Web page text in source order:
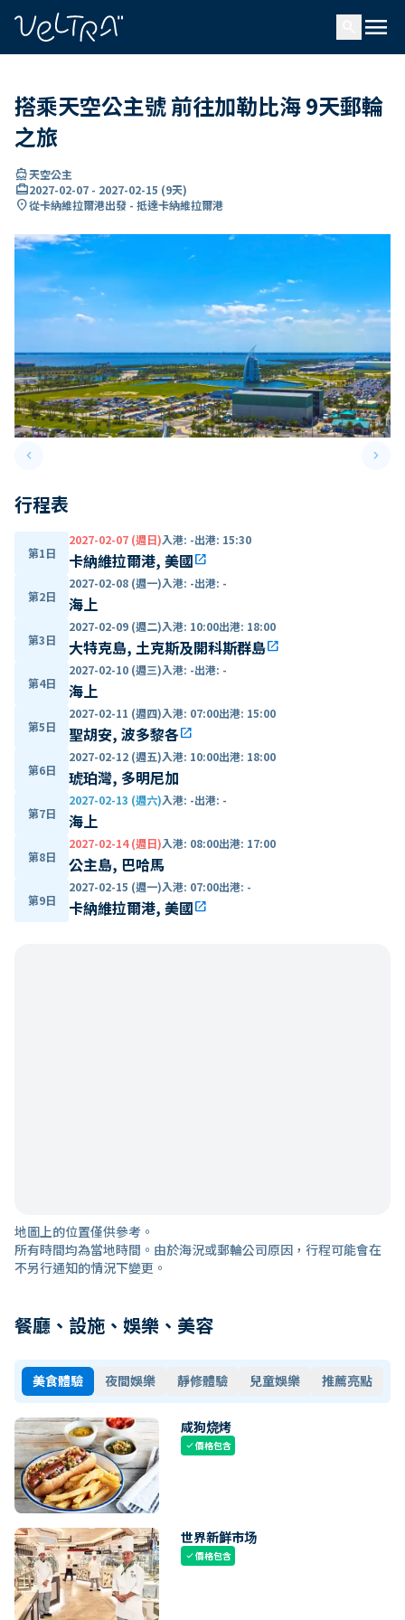
menu
搭乘天空公主號 前往加勒比海 9天郵輪
之旅
directions_boat天空公主
card_travel2027-02-07 - 2027-02-15 (9天)
location_on從卡納維拉爾港出發 - 抵達卡納維拉爾港
keyboard_arrow_leftPrevious slide keyboard_arrow_right
行程表
第1日
2027-02-07 (週日)入港: -出港: 15:30
卡納維拉爾港, 美國open_in_new
第2日
2027-02-08 (週一)入港: -出港: -
海上
第3日
2027-02-09 (週二)入港: 10:00出港: 18:00
大特克島, 土克斯及開科斯群島open_in_new
第4日
2027-02-10 (週三)入港: -出港: -
海上
第5日
2027-02-11 (週四)入港: 07:00出港: 15:00
聖胡安, 波多黎各open_in_new
第6日
2027-02-12 (週五)入港: 10:00出港: 18:00
琥珀灣, 多明尼加
第7日
2027-02-13 (週六)入港: -出港: -
海上
第8日
2027-02-14 (週日)入港: 08:00出港: 17:00
公主島, 巴哈馬
第9日
2027-02-15 (週一)入港: 07:00出港: -
卡納維拉爾港, 美國open_in_new
地圖上的位置僅供參考。
所有時間均為當地時間。由於海況或郵輪公司原因，行程可能會在
不另行通知的情況下變更。
餐廳、設施、娛樂、美容
美食體驗 夜間娛樂 靜修體驗 兒童娛樂 推薦亮點
咸狗烧烤
check價格包含
世界新鲜市场
check價格包含